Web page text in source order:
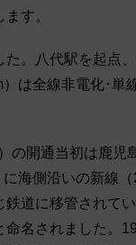
す。
た。八代駅を起点
は全線非電化･単
の開通当初は鹿児
海側沿いの新線（
鉄道に移管されて
名されました。